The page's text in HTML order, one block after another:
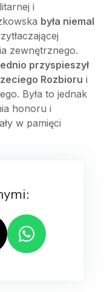
i
była niemal
zewnętrznego.
przyspieszył
Rozbioru i
Była to jednak
honoru i
w pamięci